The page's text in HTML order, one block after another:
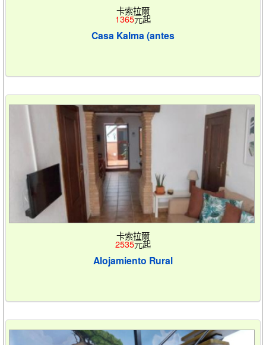
卡索拉爾
1365元起
Casa Kalma (antes
卡索拉爾
2535元起
Alojamiento Rural